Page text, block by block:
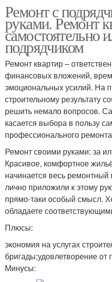
Ремонт с
руками. Ремонт
самостоятельно
подрядчиком
Ремонт квартир –
финансовых вложений,
эмоциональных усилий. На
строительному результату
решить немало вопросов.
касается выбора в пользу
профессионального
Ремонт своими руками: за
Красивое, комфортное
начинается весь
лично приложили к этому
прямо-таки особый смысл.
обладаете
Плюсы:
экономия на услугах
бригады;удовлетворение от
Минусы: